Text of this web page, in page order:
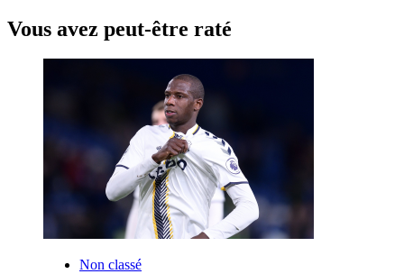
Vous avez peut-être raté
Non classé